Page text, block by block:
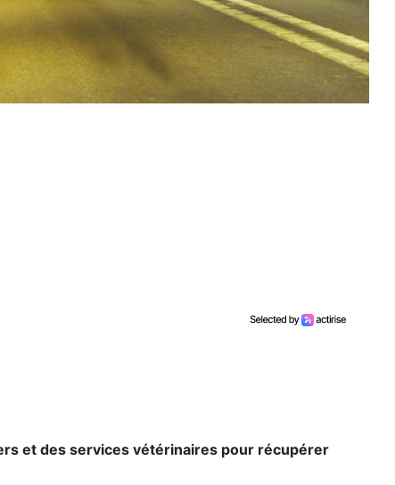
et des services vétérinaires pour récupérer